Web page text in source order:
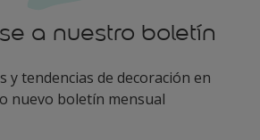
a nuestro boletín
y tendencias de decoración en
nuevo boletín mensual